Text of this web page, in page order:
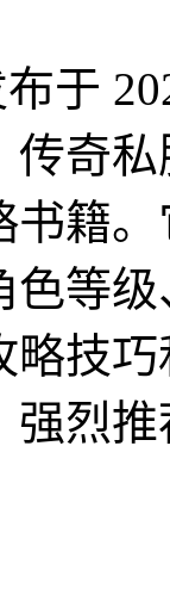
于
传奇
书籍
色等
略技
强烈